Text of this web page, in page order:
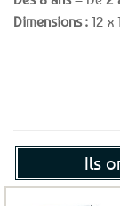
Dimensions : 12 x
Ils